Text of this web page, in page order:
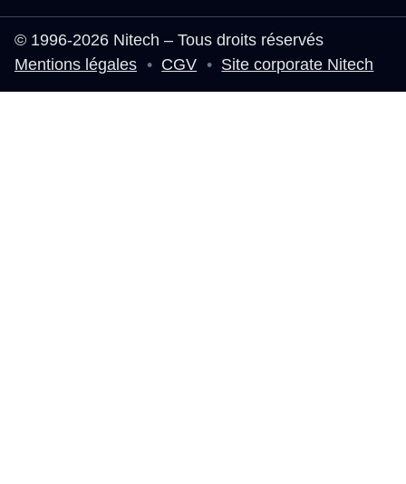
© 1996-2026 Nitech – Tous droits réservés
Mentions légales • CGV • Site corporate Nitech